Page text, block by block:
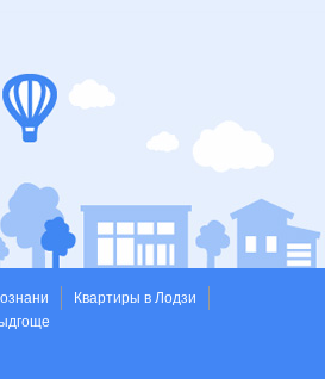
Квартиры в Лодзи